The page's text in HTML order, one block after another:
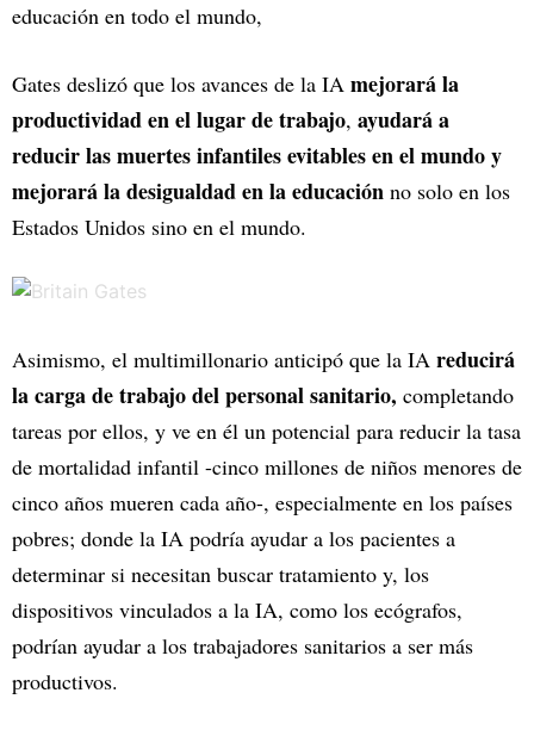
educación en todo el mundo,
Gates deslizó que los avances de la IA mejorará la
productividad en el lugar de trabajo, ayudará a
reducir las muertes infantiles evitables en el mundo y
mejorará la desigualdad en la educación no solo en los
Estados Unidos sino en el mundo.
Asimismo, el multimillonario anticipó que la IA reducirá
la carga de trabajo del personal sanitario, completando
tareas por ellos, y ve en él un potencial para reducir la tasa
de mortalidad infantil -cinco millones de niños menores de
cinco años mueren cada año-, especialmente en los países
pobres; donde la IA podría ayudar a los pacientes a
determinar si necesitan buscar tratamiento y, los
dispositivos vinculados a la IA, como los ecógrafos,
podrían ayudar a los trabajadores sanitarios a ser más
productivos.